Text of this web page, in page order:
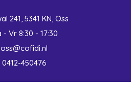
241, 5341 KN, Oss
- Vr 8:30 - 17:30
oss@cofidi.nl
0412-450476